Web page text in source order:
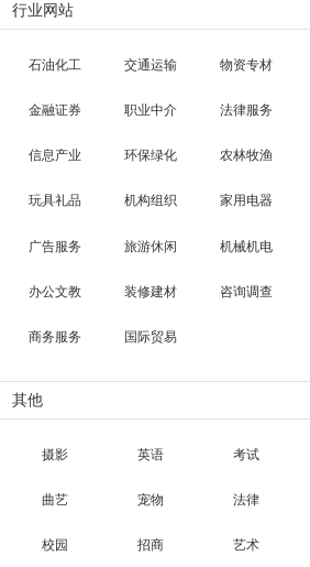
行业网站
石油化工 交通运输 物资专材
金融证券 职业中介 法律服务
信息产业 环保绿化 农林牧渔
玩具礼品 机构组织 家用电器
广告服务 旅游休闲 机械机电
办公文教 装修建材 咨询调查
商务服务 国际贸易
其他
摄影 英语 考试
曲艺 宠物 法律
校园 招商 艺术